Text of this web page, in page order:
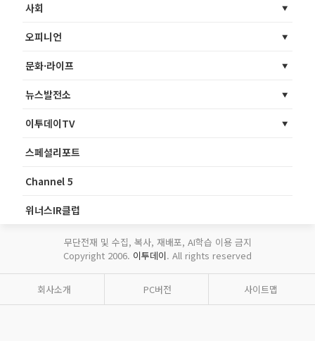
사회
오피니언
문화·라이프
뉴스발전소
이투데이TV
스페셜리포트
Channel 5
위너스IR클럽
무단전재 및 수집, 복사, 재배포, AI학습 이용 금지
Copyright 2006. 이투데이. All rights reserved
회사소개 PC버전 사이트맵